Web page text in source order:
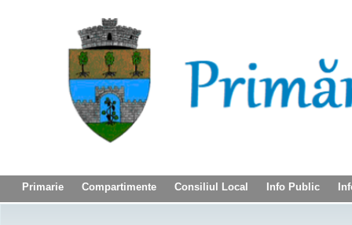
Primarie Compartimente Consiliul Local Info Public